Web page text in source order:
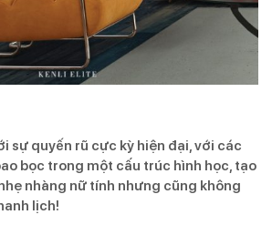
sự quyến rũ cực kỳ hiện đại, với các
bọc trong một cấu trúc hình học, tạo
nhàng nữ tính nhưng cũng không
lịch!